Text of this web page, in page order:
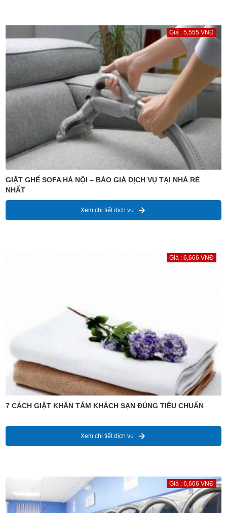
Giá : 5,555 VNĐ
GIẶT GHẾ SOFA HÀ NỘI – BÁO GIÁ DỊCH VỤ TẠI NHÀ RẺ
NHẤT
Xem chi tiết dịch vụ
Giá : 6,666 VNĐ
7 CÁCH GIẶT KHĂN TẮM KHÁCH SẠN ĐÚNG TIÊU CHUẨN
Xem chi tiết dịch vụ
Giá : 6,666 VNĐ